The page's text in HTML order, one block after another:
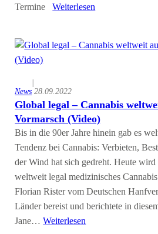
TermineWeiterlesen
News
|
28.09.2022
Global legal – Cannabis
Vormarsch (Video)
Bis in die 90er Jahre hinein gab es
Tendenz bei Cannabis: Verbieten,
der Wind hat sich gedreht. Heute
weltweit legal medizinisches
Florian Rister vom Deutschen
Länder bereist und berichtete in
Jane…Weiterlesen